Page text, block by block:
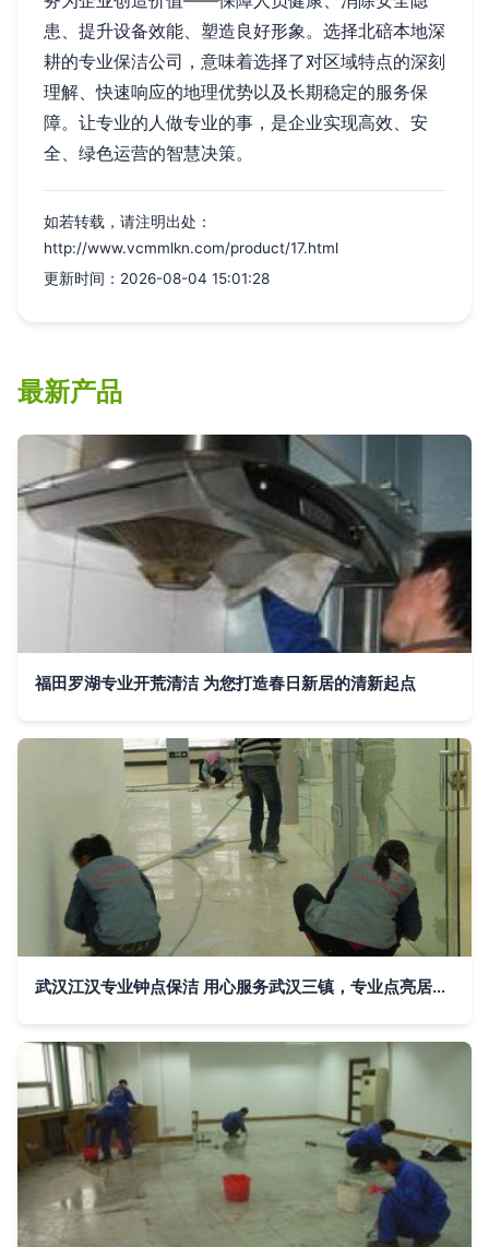
患、提升设备效能、塑造良好形象。选择北碚本地深
耕的专业保洁公司，意味着选择了对区域特点的深刻
理解、快速响应的地理优势以及长期稳定的服务保
障。让专业的人做专业的事，是企业实现高效、安
全、绿色运营的智慧决策。
如若转载，请注明出处：
http://www.vcmmlkn.com/product/17.html
更新时间：2026-08-04 15:01:28
最新产品
福田罗湖专业开荒清洁 为您打造春日新居的清新起点
武汉江汉专业钟点保洁 用心服务武汉三镇，专业点亮居家环境